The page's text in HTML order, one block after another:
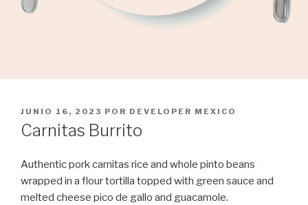
PUBLICADO
EL
JUNIO 16, 2023 POR DEVELOPER MEXICO
Carnitas Burrito
Authentic pork carnitas rice and whole pinto beans
wrapped in a flour tortilla topped with green sauce and
melted cheese pico de gallo and guacamole.